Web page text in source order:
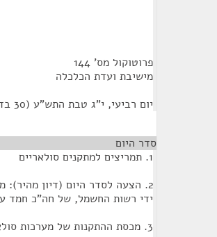
פרוטוקול מס' 144
מישיבת ועדת הכלכלה
יום רביעי, י"ג טבת התש"ע (30 בדצמבר 2009), שעה 09:30
סדר היום
1. תמריצים למתקנים סולאריים
2. הצעה לסדר היום (דיון מהיר):
ידי רשות החשמל, של חה"כ חמד
3. מכסת ההתקנות של מערכות סולאריות